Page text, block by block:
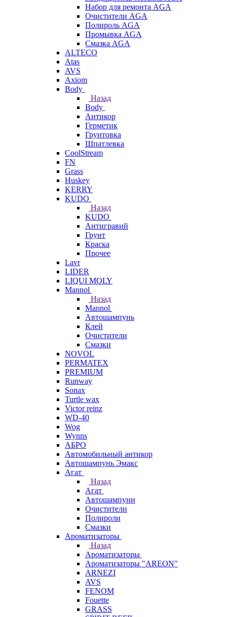
Набор для ремонта AGA
Очистители AGA
Полироль AGA
Промывка AGA
Смазка AGA
ALTECO
Atas
AVS
Axiom
Body
Назад
Body
Антикор
Герметик
Грунтовка
Шпатлевка
CoolStream
FN
Grass
Huskey
KERRY
KUDO
Назад
KUDO
Антигравий
Грунт
Краска
Прочее
Lavr
LIDER
LIQUI MOLY
Mannol
Назад
Mannol
Автошампунь
Клей
Очистители
Смазки
NOVOL
PERMATEX
PREMIUM
Runway
Sonax
Turtle wax
Victor reinz
WD-40
Wog
Wynns
АБРО
Автомобильный антикор
Автошампунь Эмакс
Агат
Назад
Агат
Автошампуни
Очистители
Полироли
Смазки
Ароматизаторы
Назад
Ароматизаторы
Ароматизаторы "AREON"
ARNEZI
AVS
FENOM
Fouette
GRASS